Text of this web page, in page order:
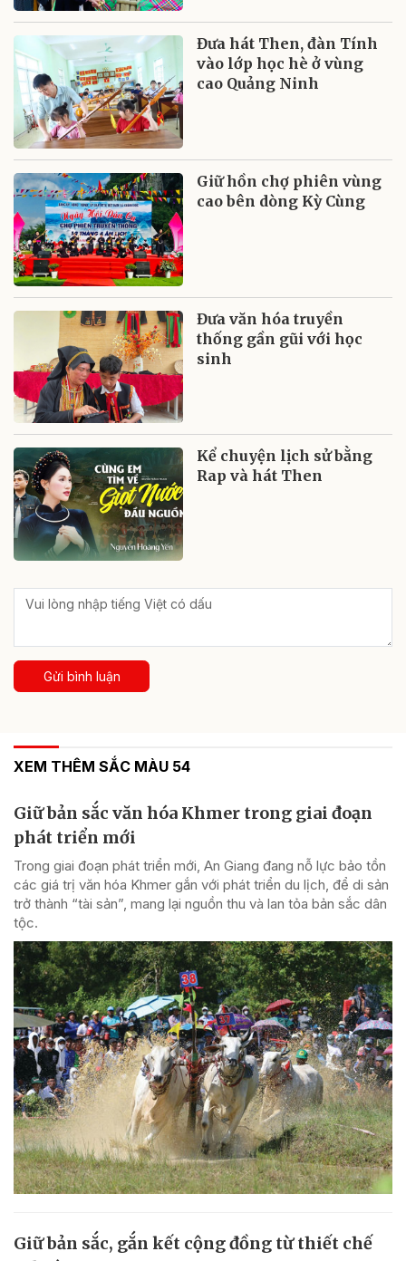
Đưa hát Then, đàn Tính
vào lớp học hè ở vùng
cao Quảng Ninh
Giữ hồn chợ phiên vùng
cao bên dòng Kỳ Cùng
Đưa văn hóa truyền
thống gần gũi với học
sinh
Kể chuyện lịch sử bằng
Rap và hát Then
Gửi bình luận
XEM THÊM SẮC MÀU 54
Giữ bản sắc văn hóa Khmer trong giai đoạn
phát triển mới
Trong giai đoạn phát triển mới, An Giang đang nỗ lực bảo tồn
các giá trị văn hóa Khmer gắn với phát triển du lịch, để di sản
trở thành “tài sản”, mang lại nguồn thu và lan tỏa bản sắc dân
tộc.
Giữ bản sắc, gắn kết cộng đồng từ thiết chế